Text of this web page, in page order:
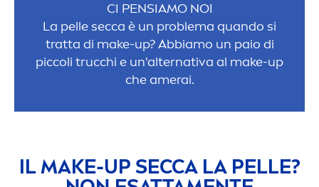
CI PENSIAMO NOI
La pelle secca è un problema quando si
tratta di make-up? Abbiamo un paio di
piccoli trucchi e un'alternativa al make-up
che amerai.
IL MAKE-UP SECCA LA PELLE?